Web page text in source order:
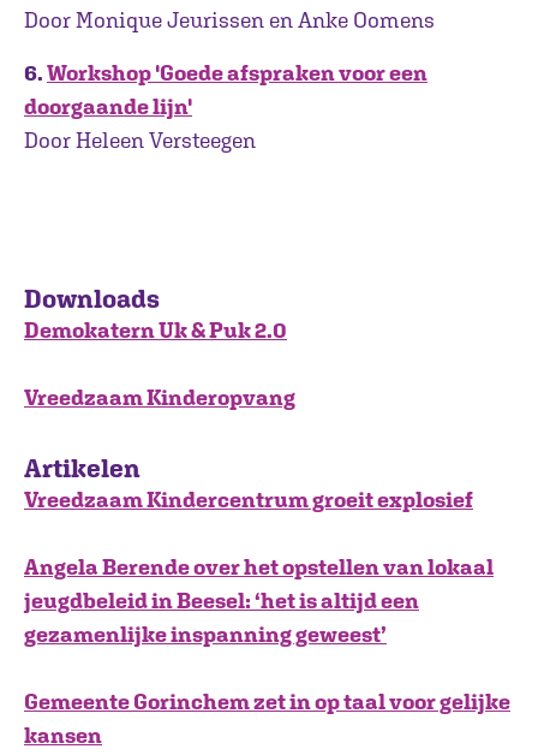
Door Monique Jeurissen en Anke Oomens
6.Workshop 'Goede afspraken voor een
doorgaande lijn'
Door Heleen Versteegen
Downloads
Demokatern Uk & Puk 2.0
Vreedzaam Kinderopvang
Artikelen
Vreedzaam Kindercentrum groeit explosief
Angela Berende over het opstellen van lokaal
jeugdbeleid in Beesel: ‘het is altijd een
gezamenlijke inspanning geweest’
Gemeente Gorinchem zet in op taal voor gelijke
kansen